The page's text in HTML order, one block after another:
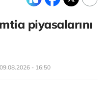
piyasalarını
09.08.2026 - 16:50